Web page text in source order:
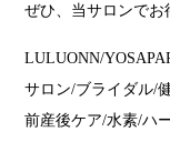
ぜひ、当サロンでお
LULUONN/
サロン/ブライダル/
前産後ケア/水素/ハ